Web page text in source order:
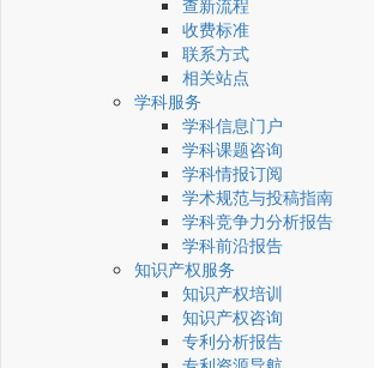
查新流程
收费标准
联系方式
相关站点
学科服务
学科信息门户
学科课题咨询
学科情报订阅
学术规范与投稿指南
学科竞争力分析报告
学科前沿报告
知识产权服务
知识产权培训
知识产权咨询
专利分析报告